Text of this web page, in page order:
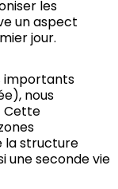
les
un aspect
jour.
importants
nous
Cette
la structure
une seconde vie